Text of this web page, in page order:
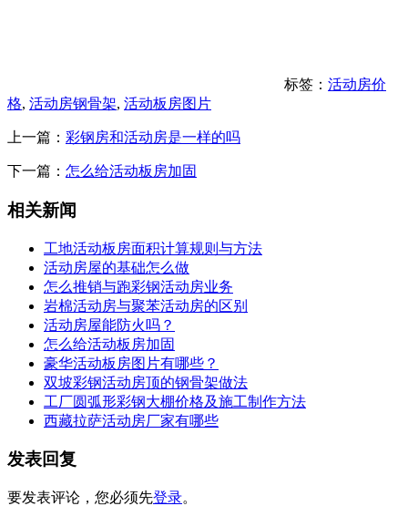
标签： 活动房价
格, 活动房钢骨架, 活动板房图片
上一篇： 彩钢房和活动房是一样的吗
下一篇： 怎么给活动板房加固
相关新闻
工地活动板房面积计算规则与方法
活动房屋的基础怎么做
怎么推销与跑彩钢活动房业务
岩棉活动房与聚苯活动房的区别
活动房屋能防火吗？
怎么给活动板房加固
豪华活动板房图片有哪些？
双坡彩钢活动房顶的钢骨架做法
工厂圆弧形彩钢大棚价格及施工制作方法
西藏拉萨活动房厂家有哪些
发表回复
要发表评论，您必须先登录。